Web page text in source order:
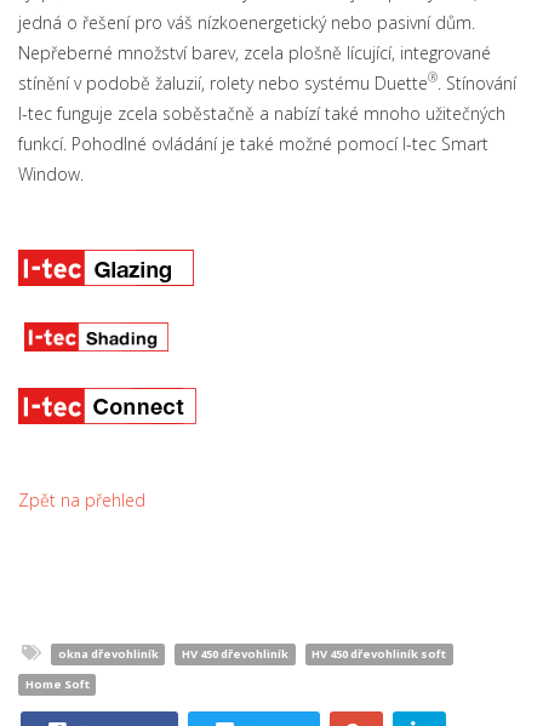
jedná o řešení pro váš nízkoenergetický nebo pasivní dům.
Nepřeberné množství barev, zcela plošně lícující, integrované
stínění v podobě žaluzií, rolety nebo systému Duette® Stínování
I-tec funguje zcela soběstačně a nabízí také mnoho užitečných
funkcí. Pohodlné ovládání je také možné pomocí I-tec Smart
Window.
Zpět na přehled
okna dřevohliník HV 450 dřevohliník
HV 450 dřevohliník soft
Home Soft